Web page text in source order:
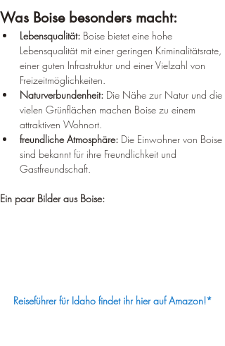
Was Boise besonders macht:
Lebensqualität: Boise bietet eine hohe
Lebensqualität mit einer geringen Kriminalitätsrate,
einer guten Infrastruktur und einer Vielzahl von
Freizeitmöglichkeiten.
Naturverbundenheit: Die Nähe zur Natur und die
vielen Grünflächen machen Boise zu einem
attraktiven Wohnort.
freundliche Atmosphäre: Die Einwohner von Boise
sind bekannt für ihre Freundlichkeit und
Gastfreundschaft.
Ein paar Bilder aus Boise:
Reiseführer für Idaho findet ihr hier auf Amazon!*